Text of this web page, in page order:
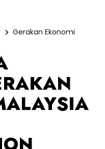
Gerakan Ekonomi